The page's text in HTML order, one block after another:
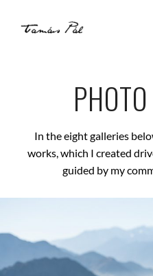
In the eight galleries
works, which I created
guided by my